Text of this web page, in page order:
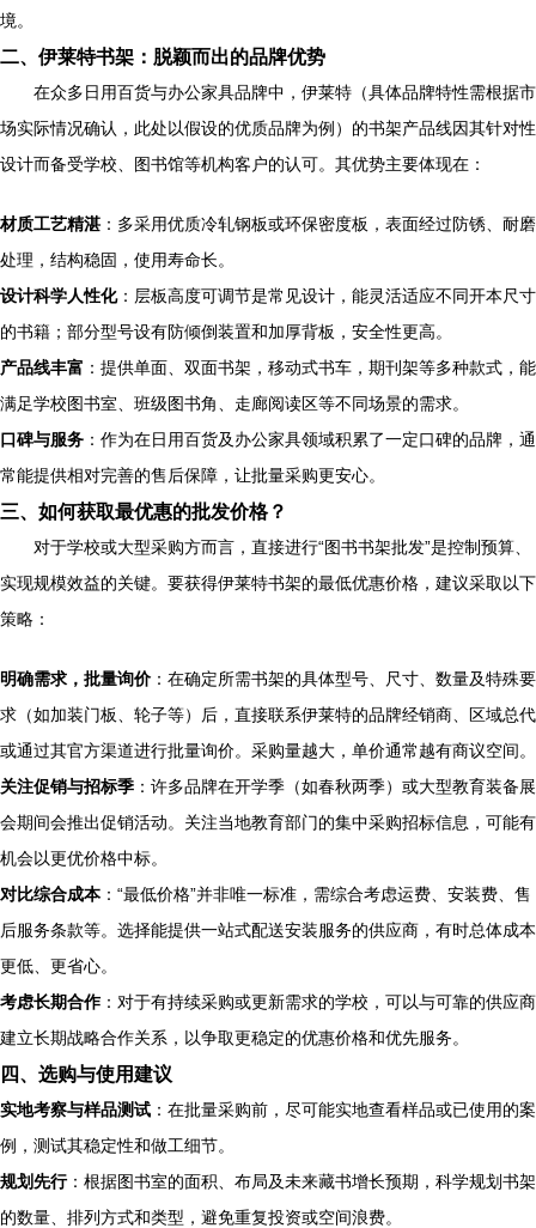
境。
二、伊莱特书架：脱颖而出的品牌优势
在众多日用百货与办公家具品牌中，伊莱特（具体品牌特性需根据市
场实际情况确认，此处以假设的优质品牌为例）的书架产品线因其针对性
设计而备受学校、图书馆等机构客户的认可。其优势主要体现在：
材质工艺精湛 ：多采用优质冷轧钢板或环保密度板，表面经过防锈、耐磨
处理，结构稳固，使用寿命长。
设计科学人性化：层板高度可调节是常见设计，能灵活适应不同开本尺寸
的书籍；部分型号设有防倾倒装置和加厚背板，安全性更高。
产品线丰富 ：提供单面、双面书架，移动式书车，期刊架等多种款式，能
满足学校图书室、班级图书角、走廊阅读区等不同场景的需求。
口碑与服务 ：作为在日用百货及办公家具领域积累了一定口碑的品牌，通
常能提供相对完善的售后保障，让批量采购更安心。
三、如何获取最优惠的批发价格？
对于学校或大型采购方而言，直接进行“图书书架批发”是控制预算、
实现规模效益的关键。要获得伊莱特书架的最低优惠价格，建议采取以下
策略：
明确需求，批量询价：在确定所需书架的具体型号、尺寸、数量及特殊要
求（如加装门板、轮子等）后，直接联系伊莱特的品牌经销商、区域总代
或通过其官方渠道进行批量询价。采购量越大，单价通常越有商议空间。
关注促销与招标季 ：许多品牌在开学季（如春秋两季）或大型教育装备展
会期间会推出促销活动。关注当地教育部门的集中采购招标信息，可能有
机会以更优价格中标。
对比综合成本：“最低价格”并非唯一标准，需综合考虑运费、安装费、售
后服务条款等。选择能提供一站式配送安装服务的供应商，有时总体成本
更低、更省心。
考虑长期合作：对于有持续采购或更新需求的学校，可以与可靠的供应商
建立长期战略合作关系，以争取更稳定的优惠价格和优先服务。
四、选购与使用建议
实地考察与样品测试 ：在批量采购前，尽可能实地查看样品或已使用的案
例，测试其稳定性和做工细节。
规划先行：根据图书室的面积、布局及未来藏书增长预期，科学规划书架
的数量、排列方式和类型，避免重复投资或空间浪费。